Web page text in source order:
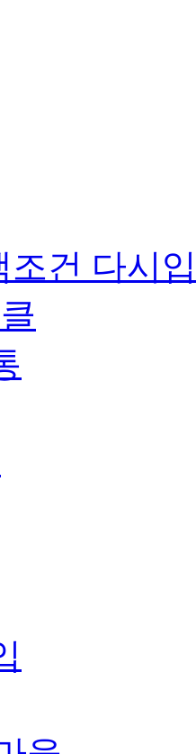
조건 다시